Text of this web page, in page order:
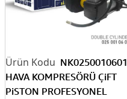
NK0250010601
HAVA KOMPRESÖRÜ ÇiFT
PiSTON PROFESYONEL